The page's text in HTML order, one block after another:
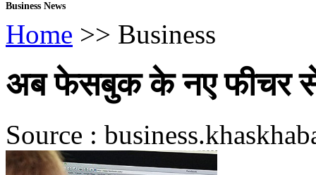
Business News
Home >> Business
अब फेसबुक के नए फीचर से
Source :